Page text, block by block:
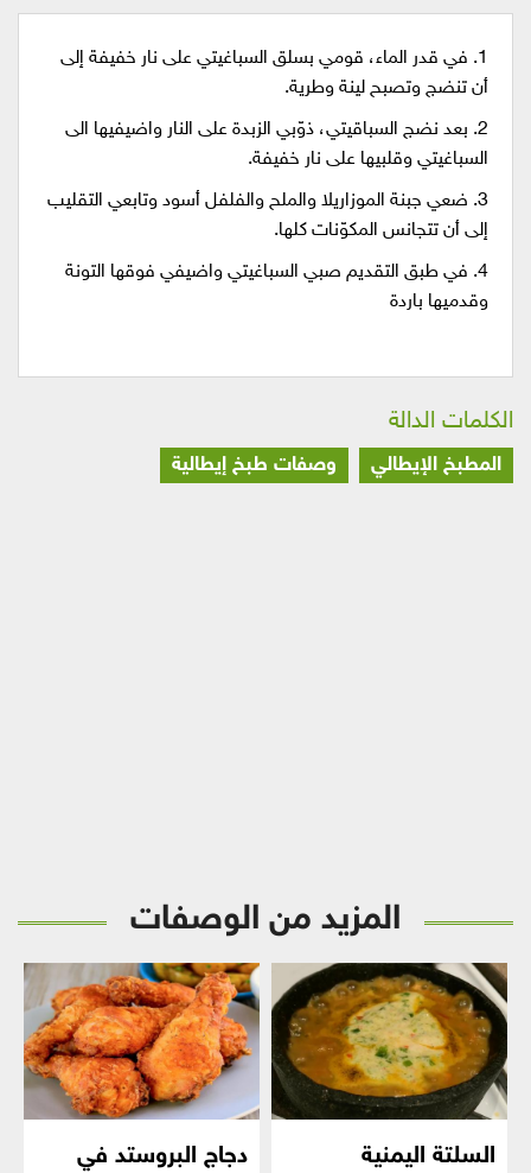
1. في قدر الماء، قومي بسلق السباغيتي على نار خفيفة إلى
أن تنضج وتصبح لينة وطرية.
2. بعد نضج السباقيتي، ذوّبي الزبدة على النار واضيفيها الى
السباغيتي وقلبيها على نار خفيفة.
3. ضعي جبنة الموزاريلا والملح والفلفل أسود وتابعي التقليب
إلى أن تتجانس المكوّنات كلها.
4. في طبق التقديم صبي السباغيتي واضيفي فوقها التونة
وقدميها باردة
الكلمات الدالة
المطبخ الإيطالي وصفات طبخ إيطالية
المزيد من الوصفات
السلتة اليمنية
دجاج البروستد في